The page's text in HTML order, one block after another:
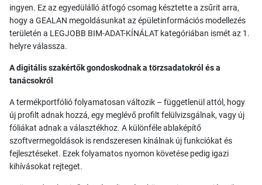
ingyen. Ez az egyedülálló átfogó csomag késztette a zsűrit arra,
hogy a GEALAN megoldásunkat az épületinformációs modellezés
területén a LEGJOBB BIM-ADAT-KÍNÁLAT kategóriában ismét az 1.
helyre válassza.
A digitális szakértők gondoskodnak a törzsadatokról és a
tanácsokról
A termékportfólió folyamatosan változik – függetlenül attól, hogy
új profilt adnak hozzá, egy meglévő profilt felülvizsgálnak, vagy új
fóliákat adnak a választékhoz. A különféle ablaképítő
szoftvermegoldások is rendszeresen kínálnak új funkciókat és
fejlesztéseket. Ezek folyamatos nyomon követése pedig igazi
kihívásokat rejteget.